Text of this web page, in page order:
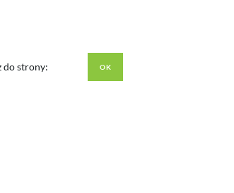
do strony: